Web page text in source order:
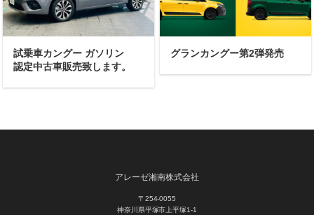
試乗車カングー ガソリン
認定中古車販売致します。
グランカングー第2弾発売
アレーゼ湘南株式会社
〒254-0055
神奈川県平塚市上平塚1-1